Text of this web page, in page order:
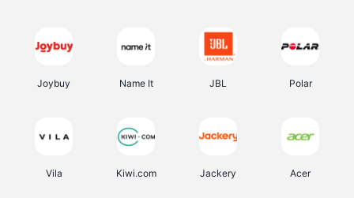
Joybuy Name It JBL Polar
Vila Kiwi.com Jackery Acer